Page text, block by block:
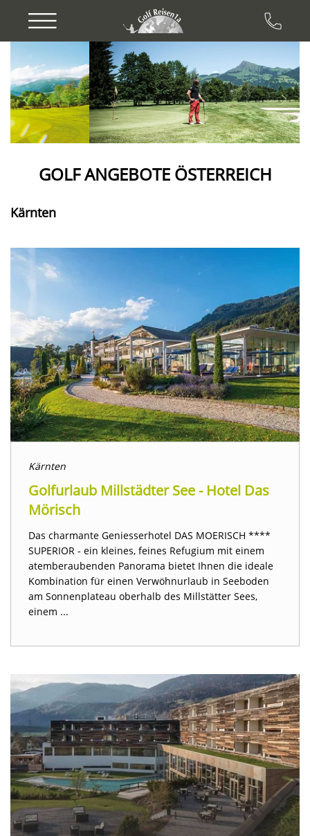
Previous
GOLF ANGEBOTE ÖSTERREICH
Kärnten
Kärnten
Golfurlaub Millstädter See - Hotel Das
Mörisch
Das charmante Geniesserhotel DAS MOERISCH ****
SUPERIOR - ein kleines, feines Refugium mit einem
atemberaubenden Panorama bietet Ihnen die ideale
Kombination für einen Verwöhnurlaub in Seeboden
am Sonnenplateau oberhalb des Millstätter Sees,
einem ...